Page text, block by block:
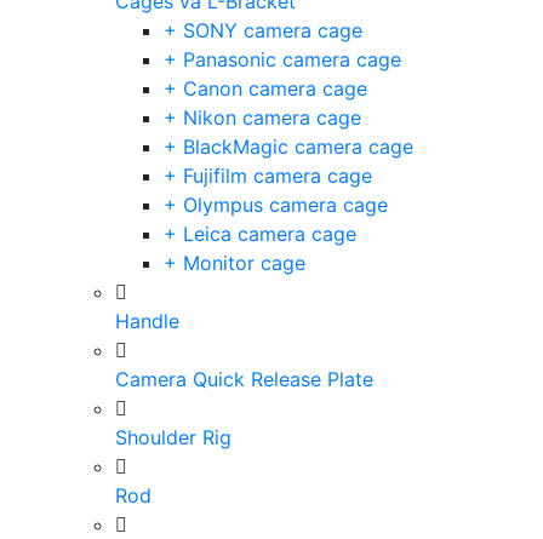
+ SONY camera cage
+ Panasonic camera cage
+ Canon camera cage
+ Nikon camera cage
+ BlackMagic camera cage
+ Fujifilm camera cage
+ Olympus camera cage
+ Leica camera cage
+ Monitor cage
Handle
Camera Quick Release Plate
Shoulder Rig
Rod